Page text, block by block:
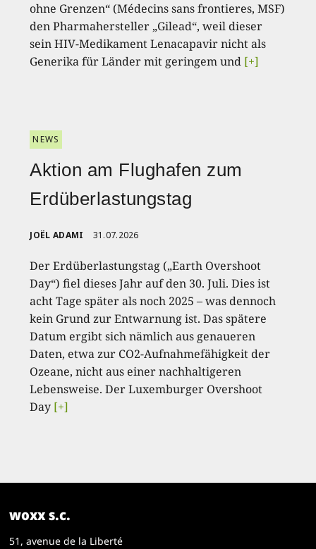
ohne Grenzen“ (Médecins sans frontieres, MSF)
den Pharmahersteller „Gilead“, weil dieser
sein HIV-Medikament Lenacapavir nicht als
Generika für Länder mit geringem und [+]
NEWS
Aktion am Flughafen zum
Erdüberlastungstag
JOËL ADAMI 31.07.2026
Der Erdüberlastungstag („Earth Overshoot
Day“) fiel dieses Jahr auf den 30. Juli. Dies ist
acht Tage später als noch 2025 – was dennoch
kein Grund zur Entwarnung ist. Das spätere
Datum ergibt sich nämlich aus genaueren
Daten, etwa zur CO2-Aufnahmefähigkeit der
Ozeane, nicht aus einer nachhaltigeren
Lebensweise. Der Luxemburger Overshoot
Day [+]
woxx s.c.
51, avenue de la Liberté